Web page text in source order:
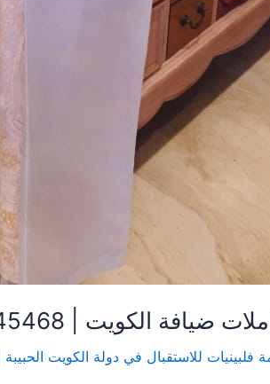
ضيافة الكويت | 96645468| الاخوة للضيافة
فلبينيات للاستقبال في دولة الكويت الحبيبة | 96645468